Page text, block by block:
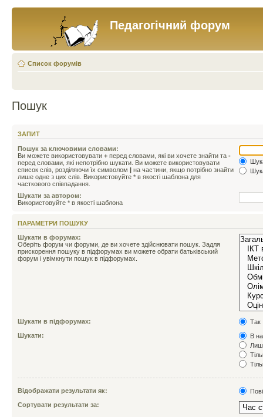
Педагогічний форум
Список форумів
Пошук
ЗАПИТ
Пошук за ключовими словами:
Ви можете використовувати + перед словами, які ви хочете знайти та -
перед словами, які непотрібно шукати. Ви можете використовувати
список слів, розділяючи їх символом | на частини, якщо потрібно знайти
лише одне з цих слів. Використовуйте * в якості шаблона для
часткового співпадання.
Шукати за автором:
Використовуйте * в якості шаблона
ПАРАМЕТРИ ПОШУКУ
Шукати в форумах:
Оберіть форум чи форуми, де ви хочете здійснювати пошук. Задля
прискорення пошуку в підфорумах ви можете обрати батьківський
форум і увімкнути пошук в підфорумах.
Шукати в підфорумах:
Так
Шукати:
В
Відображати результати як:
Сортувати результати за: